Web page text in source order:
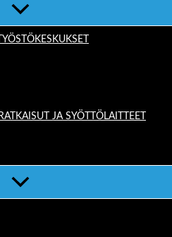
JA SYÖTTÖLAITTEET